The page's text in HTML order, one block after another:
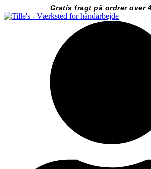
til
Gratis fragt på ordrer over